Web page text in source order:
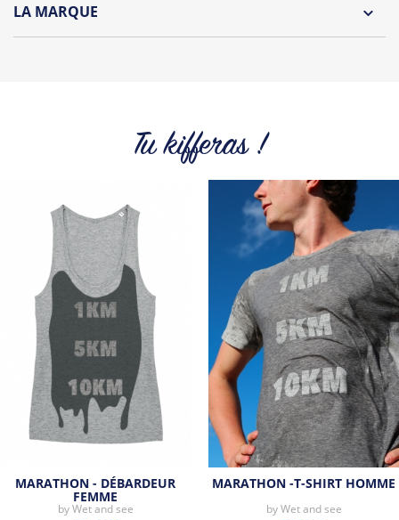
LA MARQUE
Vous ne pourrez plus faire semblant il va falloir se
Encre biologique et respectueuse de l'environnement,
surprise assurée.
Tous les produits de la marque
Tu kifferas !
MARATHON - DÉBARDEUR
FEMME
byWet and see
MARATHON -T-SHIRT HOMME
byWet and see